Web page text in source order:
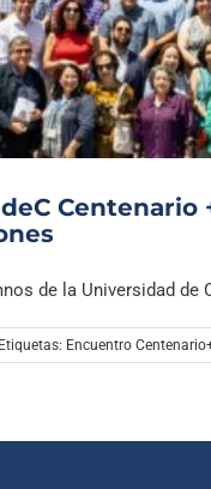
de la Universidad de
Etiquetas: Encuentro